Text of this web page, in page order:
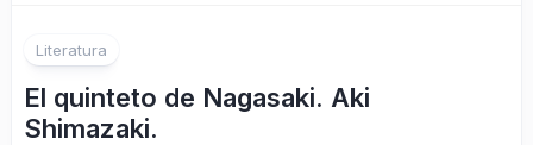
Literatura
El quinteto de Nagasaki. Aki
Shimazaki.